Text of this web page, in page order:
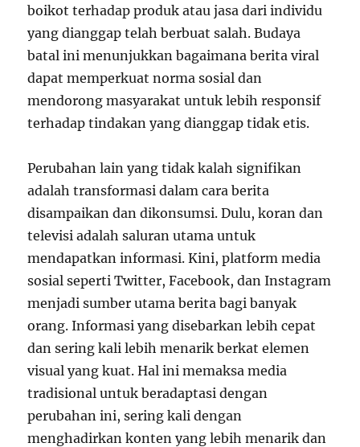
boikot terhadap produk atau jasa dari individu
yang dianggap telah berbuat salah. Budaya
batal ini menunjukkan bagaimana berita viral
dapat memperkuat norma sosial dan
mendorong masyarakat untuk lebih responsif
terhadap tindakan yang dianggap tidak etis.
Perubahan lain yang tidak kalah signifikan
adalah transformasi dalam cara berita
disampaikan dan dikonsumsi. Dulu, koran dan
televisi adalah saluran utama untuk
mendapatkan informasi. Kini, platform media
sosial seperti Twitter, Facebook, dan Instagram
menjadi sumber utama berita bagi banyak
orang. Informasi yang disebarkan lebih cepat
dan sering kali lebih menarik berkat elemen
visual yang kuat. Hal ini memaksa media
tradisional untuk beradaptasi dengan
perubahan ini, sering kali dengan
menghadirkan konten yang lebih menarik dan